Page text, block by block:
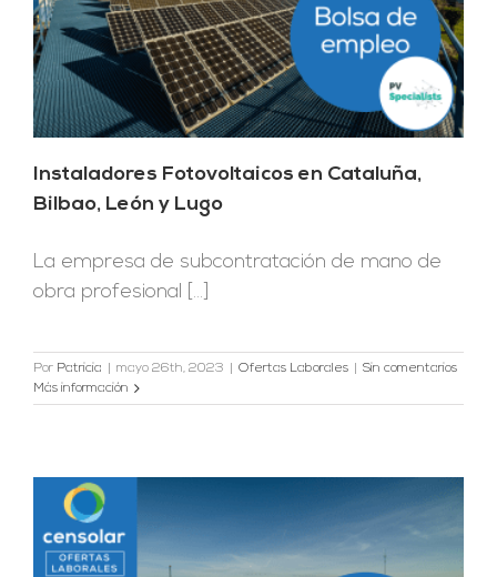
Instaladores Fotovoltaicos en Cataluña,
Bilbao, León y Lugo
La empresa de subcontratación de mano de
obra profesional [...]
Por Patricia mayo 26th, 2023 Ofertas Laborales
Sin comentarios
Más información